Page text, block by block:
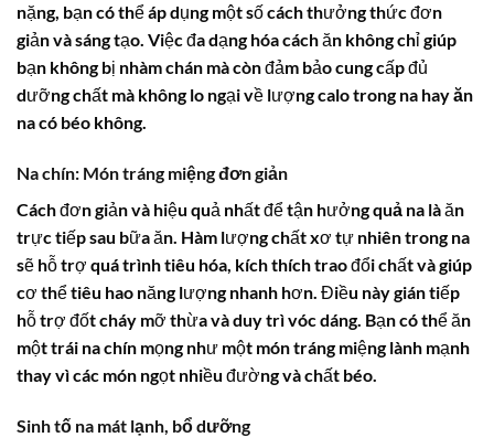
nặng, bạn có thể áp dụng một số cách thưởng thức đơn
giản và sáng tạo. Việc đa dạng hóa cách ăn không chỉ giúp
bạn không bị nhàm chán mà còn đảm bảo cung cấp đủ
dưỡng chất mà không lo ngại về lượngcalo trong na hayăn
na có béo không.
Na chín: Món tráng miệng đơn giản
Cách đơn giản và hiệu quả nhất để tận hưởngquả na là ăn
trực tiếp sau bữa ăn. Hàm lượng chất xơ tự nhiên trong na
sẽ hỗ trợ quá trình tiêu hóa, kích thích trao đổi chất và giúp
cơ thể tiêu hao năng lượng nhanh hơn. Điều này gián tiếp
hỗ trợ đốt cháy mỡ thừa và duy trì vóc dáng. Bạn có thể ăn
mộttrái nachín mọng như một món tráng miệng lành mạnh
thay vì các món ngọt nhiều đường và chất béo.
Sinh tố na mát lạnh, bổ dưỡng